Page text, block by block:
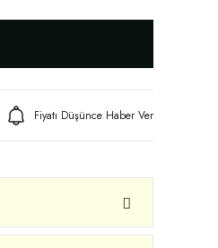
Fiyatı Düşünce Haber Ver